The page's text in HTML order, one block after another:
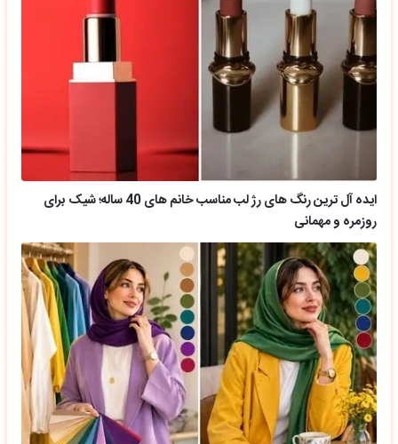
ایده آل ترین رنگ های رژ لب مناسب خانم های 40 ساله؛ شیک برای
روزمره و مهمانی